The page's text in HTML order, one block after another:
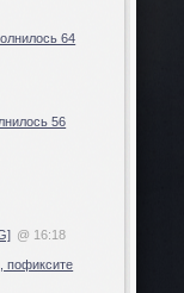
64
56
@ 16:18
пофиксите